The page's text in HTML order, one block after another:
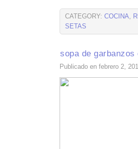
CATEGORY: COCINA,
SETAS
sopa de
Publicado en febrero 2,